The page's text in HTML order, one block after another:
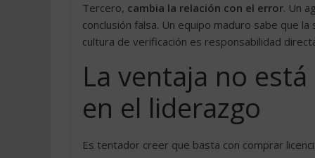
Tercero, cambia la relación con el error. Un
conclusión falsa. Un equipo maduro sabe que
cultura de verificación es responsabilidad
La ventaja no
en el liderazgo
Es tentador creer que basta con comprar